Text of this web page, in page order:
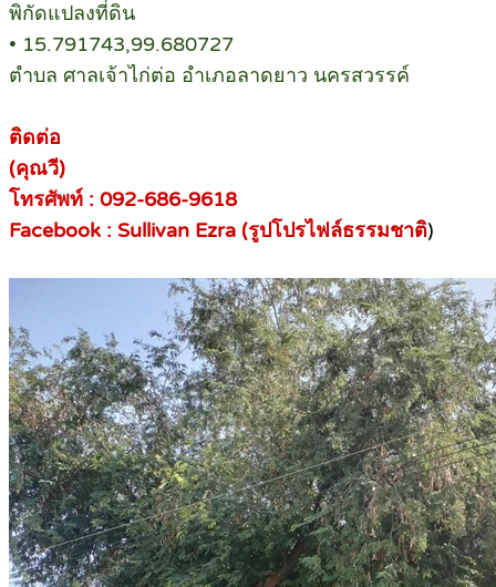
พิกัดแปลงที่ดิน
• 15.791743,99.680727
ตำบล ศาลเจ้าไก่ต่อ อำเภอลาดยาว นครสวรรค์
ติดต่อ
(คุณวี)
โทรศัพท์ : 092-686-9618
Facebook : Sullivan Ezra (รูปโปรไฟล์ธรรมชาติ)